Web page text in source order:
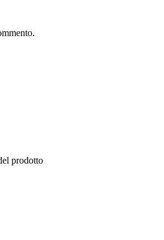
prodotto